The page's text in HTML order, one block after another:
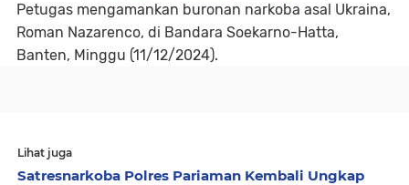
Petugas mengamankan buronan narkoba asal Ukraina,
Roman Nazarenco, di Bandara Soekarno-Hatta,
Banten, Minggu (11/12/2024).
Lihat juga
Satresnarkoba Polres Pariaman Kembali Ungkap